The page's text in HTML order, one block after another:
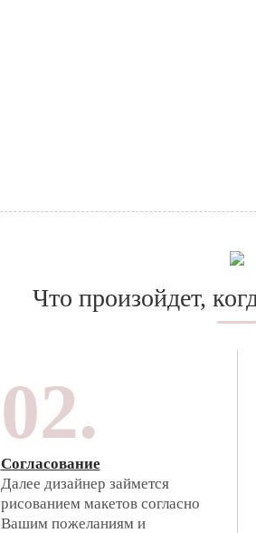
Что произойдет,
02.
Согласование
Далее дизайнер займется
рисованием макетов согласно
Вашим пожеланиям и